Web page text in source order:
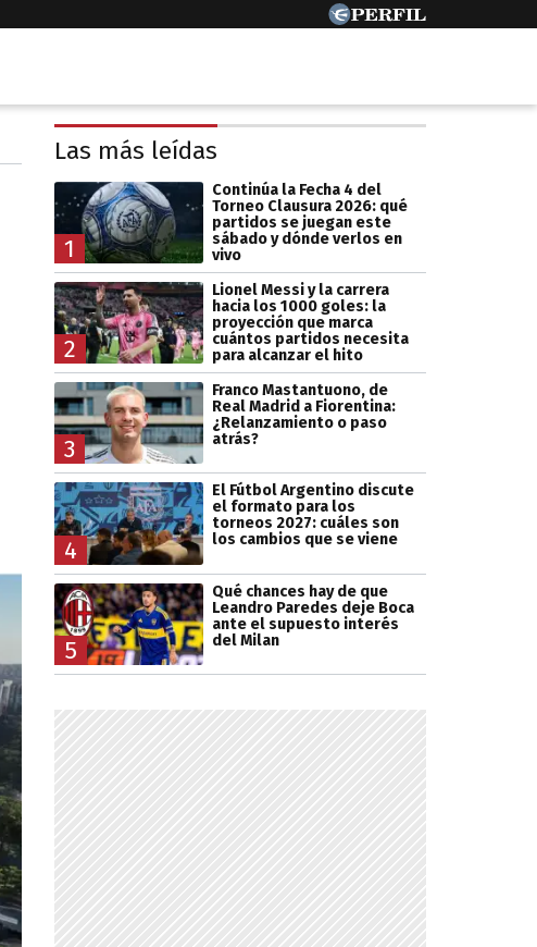
Las más leídas
1
Continúa la Fecha 4 del
Torneo Clausura 2026: qué
partidos se juegan este
sábado y dónde verlos en
vivo
2
Lionel Messi y la carrera
hacia los 1000 goles: la
proyección que marca
cuántos partidos necesita
para alcanzar el hito
3
Franco Mastantuono, de
Real Madrid a Fiorentina:
¿Relanzamiento o paso
atrás?
4
El Fútbol Argentino discute
el formato para los
torneos 2027: cuáles son
los cambios que se viene
5
Qué chances hay de que
Leandro Paredes deje Boca
ante el supuesto interés
del Milan